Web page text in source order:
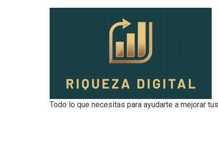
Todo lo que necesitas para ayudarte a mejorar